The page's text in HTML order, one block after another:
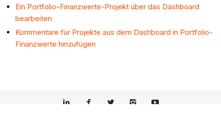
Ein Portfolio-Finanzwerte-Projekt über das Dashboard
bearbeiten
Kommentare für Projekte aus dem Dashboard in Portfolio-
Finanzwerte hinzufügen